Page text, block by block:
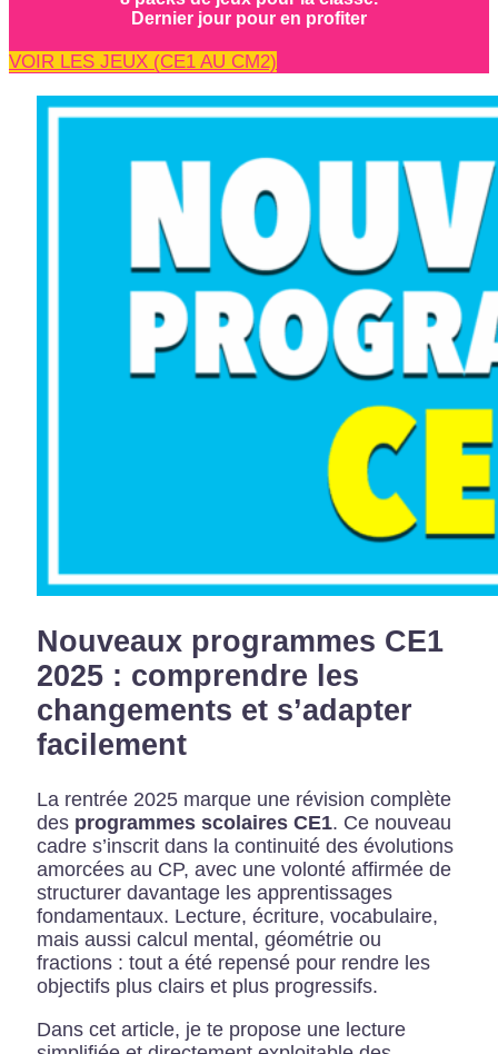
Dernier jour pour en profiter
VOIR LES JEUX (CE1 AU CM2)
Nouveaux programmes CE1
2025 : comprendre les
changements et s’adapter
facilement
La rentrée 2025 marque une révision complète
des programmes scolaires CE1. Ce nouveau
cadre s’inscrit dans la continuité des évolutions
amorcées au CP, avec une volonté affirmée de
structurer davantage les apprentissages
fondamentaux. Lecture, écriture, vocabulaire,
mais aussi calcul mental, géométrie ou
fractions : tout a été repensé pour rendre les
objectifs plus clairs et plus progressifs.
Dans cet article, je te propose une lecture